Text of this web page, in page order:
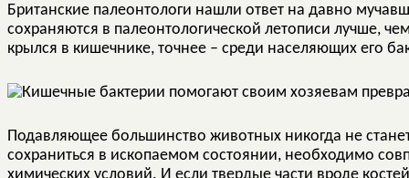
Британские палеонтологи нашли ответ на давно
сохраняются в палеонтологической летописи лучше,
крылся в кишечнике, точнее – среди населяющих его
Подавляющее большинство животных никогда не
сохраниться в ископаемом состоянии, необходимо